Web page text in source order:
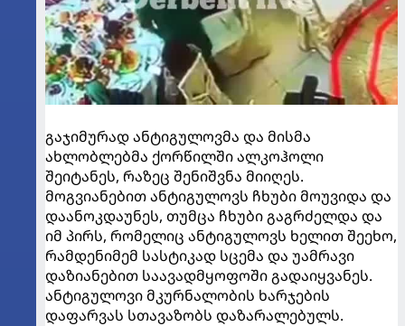
გაჯიმურად ანტიგულოვმა და მისმა
ახლობლებმა ქორწილში ალკოჰოლი
შეიტანეს, რაზეც შენიშვნა მიიღეს.
მოგვიანებით ანტიგულოვს ჩხუბი მოუვიდა და
დაანოკდაუნეს, თუმცა ჩხუბი გაგრძელდა და
იმ პირს, რომელიც ანტიგულოვს ხელით შეეხო,
რამდენიმემ სასტიკად სცემა და უამრავი
დაზიანებით საავადმყოფოში გადაიყვანეს.
ანტიგულოვი მკურნალობის ხარჯების
დაფარვას სთავაზობს დაზარალებულს.